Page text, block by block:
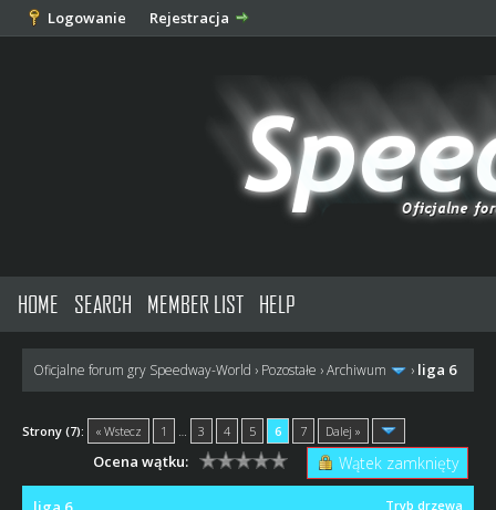
Logowanie Rejestracja
HOME SEARCH MEMBER LIST HELP
Oficjalne forum gry Speedway-World › Pozostałe ›Archiwum › liga 6
Strony (7): « Wstecz 1 3 4 5 6 7 Dalej »
Wątek zamknięty
Ocena wątku:
Tryb drzewa